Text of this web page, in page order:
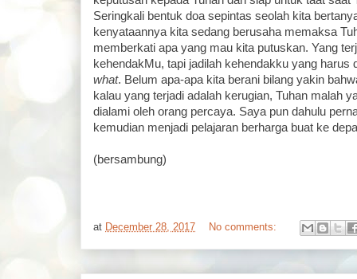
Seringkali bentuk doa sepintas seolah kita
kenyataannya kita sedang berusaha memaksa
memberkati apa yang mau kita putuskan. Yang
kehendakMu, tapi jadilah kehendakku yang harus
what. Belum apa-apa kita berani bilang yakin
kalau yang terjadi adalah kerugian, Tuhan malah
dialami oleh orang percaya. Saya pun dahulu
kemudian menjadi pelajaran berharga buat ke
(bersambung)
at December 28, 2017 No comments: